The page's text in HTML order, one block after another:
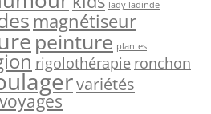
lady ladinde
magnétiseur
peinture plantes
rigolothérapie ronchon
variétés
voyages